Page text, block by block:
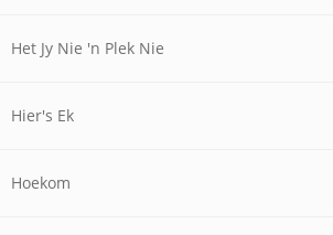
Het Jy Nie 'n Plek Nie
Hier's Ek
Hoekom